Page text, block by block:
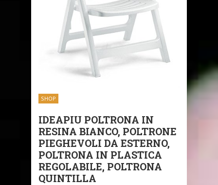
SHOP
IDEAPIU POLTRONA IN
RESINA BIANCO, POLTRONE
PIEGHEVOLI DA ESTERNO,
POLTRONA IN PLASTICA
REGOLABILE, POLTRONA
QUINTILLA